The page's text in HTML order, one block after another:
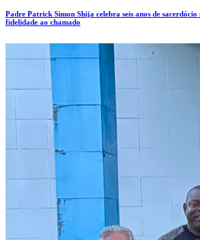
Padre Patrick Simon Shija celebra seis anos de sacerdócio
fidelidade ao chamado